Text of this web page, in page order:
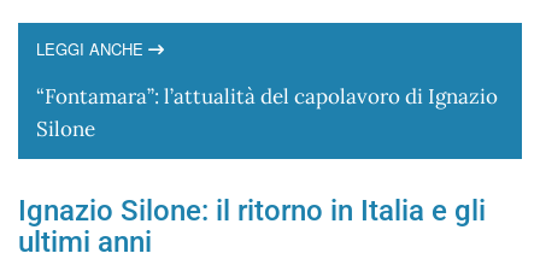
LEGGI ANCHE
“Fontamara”: l’attualità del capolavoro di Ignazio
Silone
Ignazio Silone: il ritorno in Italia e gli
ultimi anni